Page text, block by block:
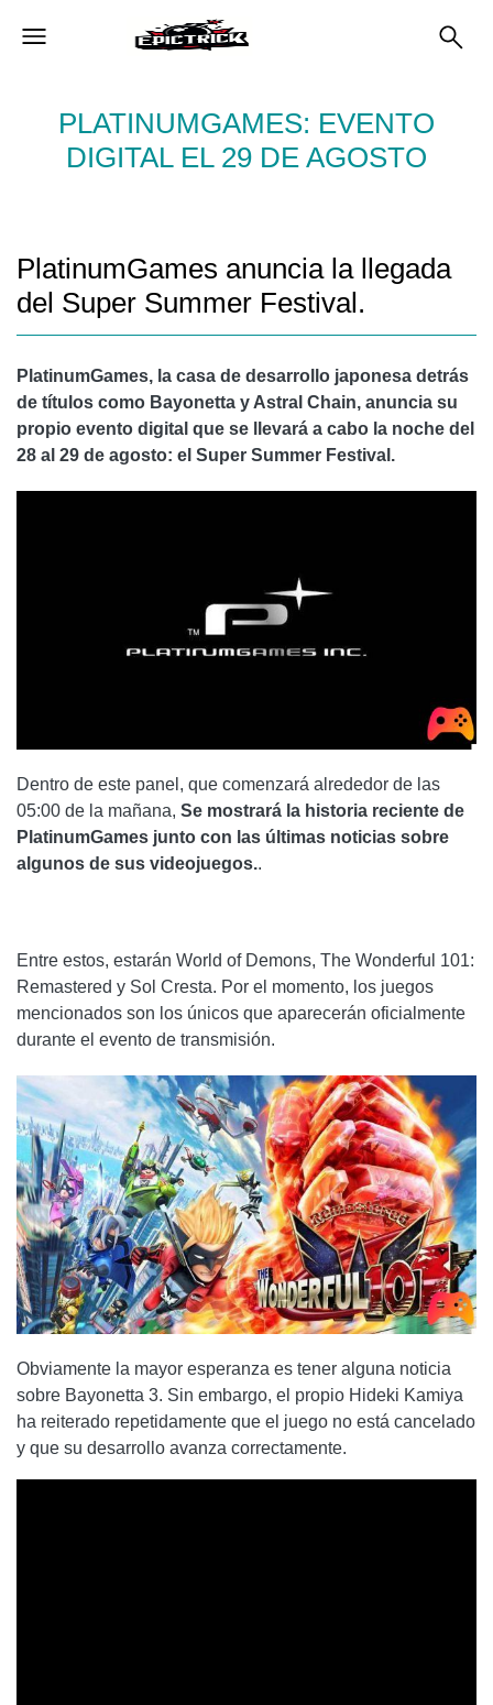
PLATINUMGAMES: EVENTO
DIGITAL EL 29 DE AGOSTO
PlatinumGames anuncia la llegada
del Super Summer Festival.
PlatinumGames, la casa de desarrollo japonesa detrás
de títulos como Bayonetta y Astral Chain, anuncia su
propio evento digital que se llevará a cabo la noche del
28 al 29 de agosto: el Super Summer Festival.
Dentro de este panel, que comenzará alrededor de las
05:00 de la mañana, Se mostrará la historia reciente de
PlatinumGames junto con las últimas noticias sobre
algunos de sus videojuegos..
Entre estos, estarán World of Demons, The Wonderful 101:
Remastered y Sol Cresta. Por el momento, los juegos
mencionados son los únicos que aparecerán oficialmente
durante el evento de transmisión.
Obviamente la mayor esperanza es tener alguna noticia
sobre Bayonetta 3. Sin embargo, el propio Hideki Kamiya
ha reiterado repetidamente que el juego no está cancelado
y que su desarrollo avanza correctamente.